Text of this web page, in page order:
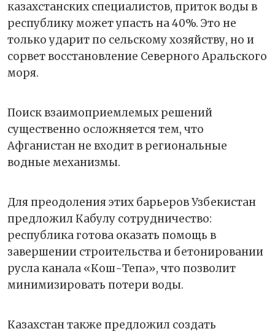
казахстанских специалистов, приток воды в
республику может упасть на 40%. Это не
только ударит по сельскому хозяйству, но и
сорвет восстановление Северного Аральского
моря.
Поиск взаимоприемлемых решений
существенно осложняется тем, что
Афганистан не входит в региональные
водные механизмы.
Для преодоления этих барьеров Узбекистан
предложил Кабулу сотрудничество:
республика готова оказать помощь в
завершении строительства и бетонировании
русла канала «Кош-Тепа», что позволит
минимизировать потери воды.
Казахстан также предложил создать